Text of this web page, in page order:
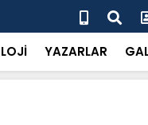
“Küçük bir
YAZARLAR